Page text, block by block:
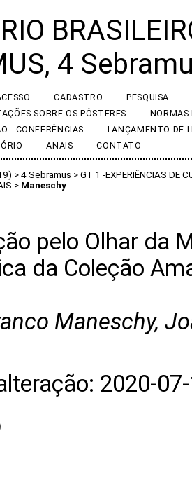
4
CADASTRO
PESQUISA
SOBRE OS PÔSTERES
NORMAS
- CONFERÊNCIAS
LANÇAMENTO DE
ANAIS CONTATO
> 4 Sebramus > GT 1 -EXPERIÊNCIAS DE
> Maneschy
pelo Olhar da
da Coleção
Maneschy,
2020-